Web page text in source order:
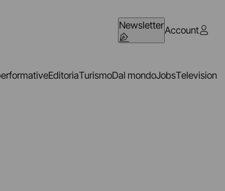
NewsletterAccount
EditoriaTurismoDal mondoJobsTelevision